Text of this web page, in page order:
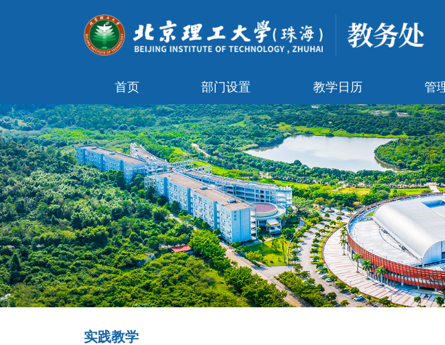
首页 部门设置 教学日历 管
实践教学